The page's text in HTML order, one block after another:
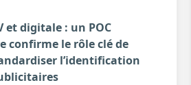
et digitale : un POC
confirme le rôle clé de
l’identification